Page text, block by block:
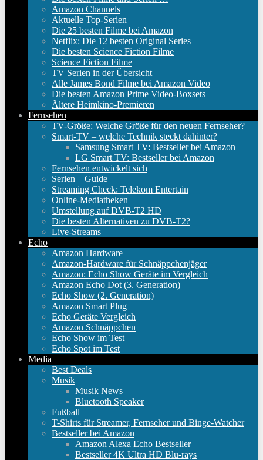
Amazon Channels
Aktuelle Top-Serien
Die 25 besten Filme bei Amazon
Netflix: Die 12 besten Original Series
Die besten Science Fiction Filme
Science Fiction Filme
TV Serien in der Übersicht
Alle James Bond Filme bei Amazon Video
Die besten Amazon Prime Video-Boxsets
Ältere Heimkino-Premieren
Fernsehen
TV-Größe: Welche Größe für den neuen Fernseher?
Smart-TV – welche Technik steckt dahinter?
Samsung Smart TV: Bestseller bei Amazon
LG Smart TV: Bestseller bei Amazon
Fernsehen entwickelt sich
Serien – Guide
Streaming Check: Telekom Entertain
Online-Mediatheken
Umstellung auf DVB-T2 HD
Die besten Alternativen zu DVB-T2?
Live-Streams
Echo
Amazon Hardware
Amazon-Hardware für Schnäppchenjäger
Amazon: Echo Show Geräte im Vergleich
Amazon Echo Dot (3. Generation)
Echo Show (2. Generation)
Amazon Smart Plug
Echo Geräte Vergleich
Amazon Schnäppchen
Echo Show im Test
Echo Spot im Test
Media
Best Deals
Musik
Musik News
Bluetooth Speaker
Fußball
T-Shirts für Streamer, Fernseher und Binge-Watcher
Bestseller bei Amazon
Amazon Alexa Echo Bestseller
Bestseller 4K Ultra HD Blu-rays